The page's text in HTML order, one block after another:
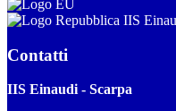
IIS
Contatti
IIS Einaudi - Scarpa